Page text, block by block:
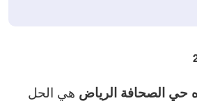
حي الصحافة الرياض هي الحل